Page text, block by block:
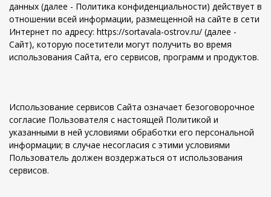
данных (далее - Политика конфиденциальности) действует в
отношении всей информации, размещенной на сайте в сети
Интернет по адресу: https://sortavala-ostrov.ru/ (далее -
Сайт), которую посетители могут получить во время
использования Сайта, его сервисов, программ и продуктов.
Использование сервисов Сайта означает безоговорочное
согласие Пользователя с настоящей Политикой и
указанными в ней условиями обработки его персональной
информации; в случае несогласия с этими условиями
Пользователь должен воздержаться от использования
сервисов.